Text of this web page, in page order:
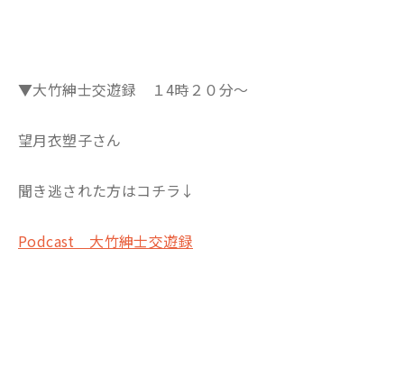
▼大竹紳士交遊録 １4時２０分～
望月衣塑子さん
聞き逃された方はコチラ↓
Podcast 大竹紳士交遊録